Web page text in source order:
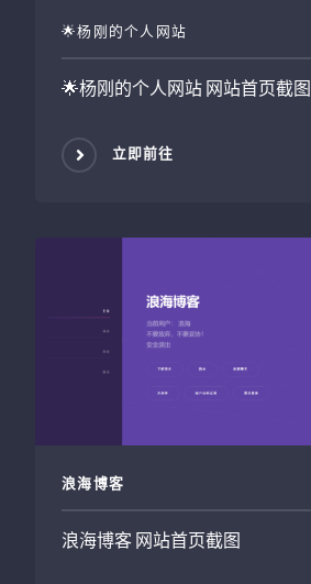
🌟杨刚的个人网站
🌟杨刚的个人网站 网站首页截图
立即前往
浪海博客
浪海博客 网站首页截图